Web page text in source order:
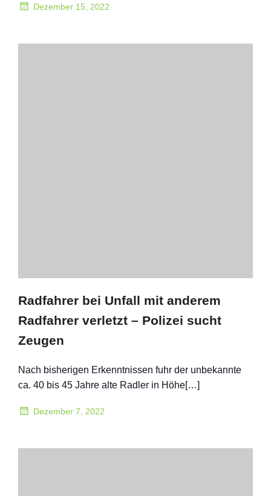
Dezember 15, 2022
Radfahrer bei Unfall mit anderem
Radfahrer verletzt – Polizei sucht
Zeugen
Nach bisherigen Erkenntnissen fuhr der unbekannte
ca. 40 bis 45 Jahre alte Radler in Höhe[…]
Dezember 7, 2022